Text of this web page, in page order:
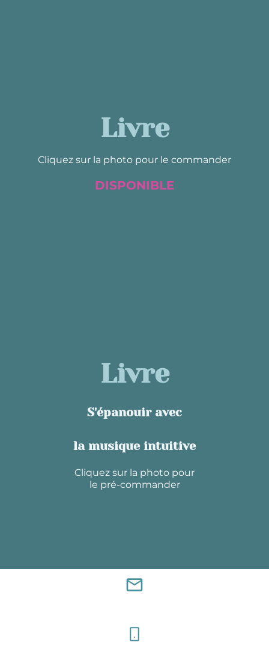
Livre
Cliquez sur la photo pour le commander
DISPONIBLE
Livre
S'épanouir avec
la musique intuitive
Cliquez sur la photo pour
le pré-commander
mail_outline